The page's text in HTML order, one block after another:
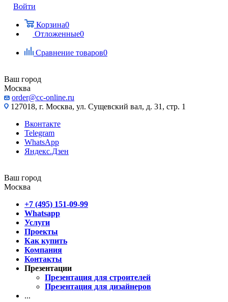
Войти
Корзина0
Отложенные0
Сравнение товаров0
Ваш город
Москва
order@cc-online.ru
127018, г. Москва, ул. Сущевский вал, д. 31, стр. 1
Вконтакте
Telegram
WhatsApp
Яндекс.Дзен
Ваш город
Москва
+7 (495) 151-09-99
Whatsapp
Услуги
Проекты
Как купить
Компания
Контакты
Презентации
Презентация для строителей
Презентация для дизайнеров
...